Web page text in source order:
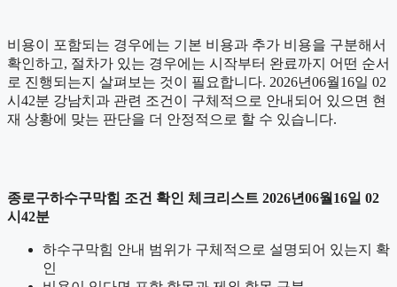
비용이 포함되는 경우에는 기본 비용과 추가 비용을 구분해서
확인하고, 절차가 있는 경우에는 시작부터 완료까지 어떤 순서
로 진행되는지 살펴보는 것이 필요합니다. 2026년06월16일 02
시42분 강남치과 관련 조건이 구체적으로 안내되어 있으면 현
재 상황에 맞는 판단을 더 안정적으로 할 수 있습니다.
종로구하수구막힘 조건 확인 체크리스트 2026년06월16일 02
시42분
하수구막힘 안내 범위가 구체적으로 설명되어 있는지 확
인